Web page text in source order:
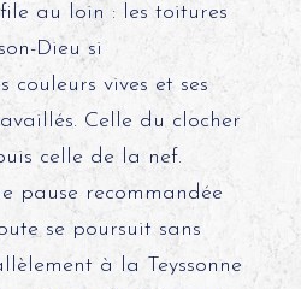
au loin : les toitures
Dieu si
couleurs vives et ses
Celle du clocher
celle de la nef.
pause recommandée
se poursuit sans
à la Teyssonne